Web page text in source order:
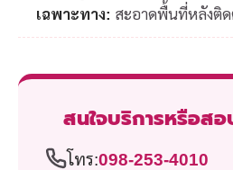
เฉพาะทาง: สะอาดพื้นที่หลังติด
สนใจบริการหรือส
โทร:098-253-4010